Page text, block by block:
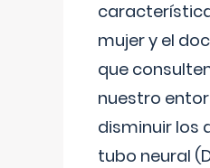
mujer y el
que
nuestro
disminuir los
tubo neural